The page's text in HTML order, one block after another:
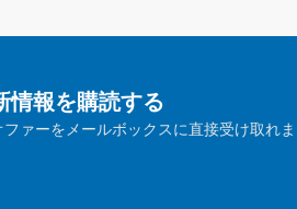
情報を購読する
ァーをメールボックスに直接受け取れま